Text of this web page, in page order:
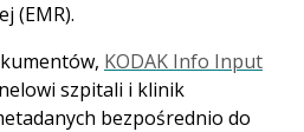
(EMR).
KODAK Info Input
szpitali i klinik
bezpośrednio do